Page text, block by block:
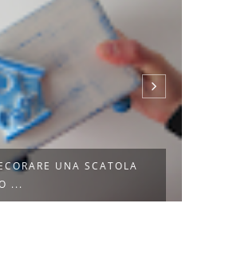
UNA SCATOLA
...